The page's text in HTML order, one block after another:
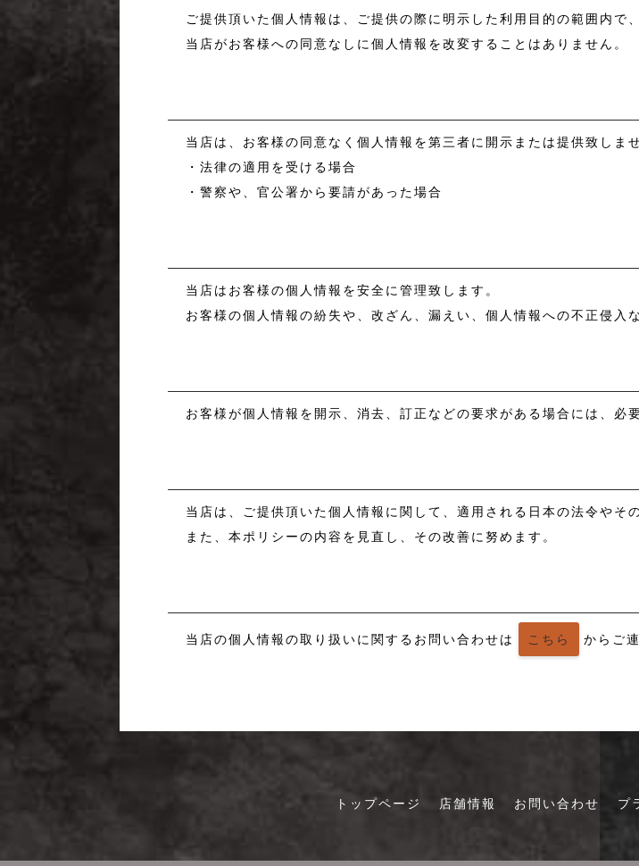
ご提供頂いた個人情報は、ご提供の際に明示した利用目的の範囲内で
当店がお客様への同意なしに個人情報を改変することはありません。
当店は、お客様の同意なく個人情報を第三者に開示または提供致しま
・法律の適用を受ける場合
・警察や、官公署から要請があった場合
当店はお客様の個人情報を安全に管理致します。
お客様の個人情報の紛失や、改ざん、漏えい、個人情報への不正侵入
お客様が個人情報を開示、消去、訂正などの要求がある場合には、必
当店は、ご提供頂いた個人情報に関して、適用される日本の法令やそ
また、本ポリシーの内容を見直し、その改善に努めます。
当店の個人情報の取り扱いに関する お問い合わせは こちら から ご
トップページ 店舗情報 お問い合わせ プ